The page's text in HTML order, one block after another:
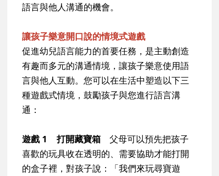
語言與他人溝通的機會。
讓孩子樂意開口說的情境式遊戲
促進幼兒語言能力的首要任務，是主動創造
有趣而多元的溝通情境，讓孩子樂意使用語
言與他人互動。您可以在生活中塑造以下三
種遊戲式情境，鼓勵孩子與您進行語言溝
通：
遊戲 1 打開藏寶箱 父母可以預先把孩子
喜歡的玩具收在透明的、需要協助才能打開
的盒子裡，對孩子說：「我們來玩尋寶遊